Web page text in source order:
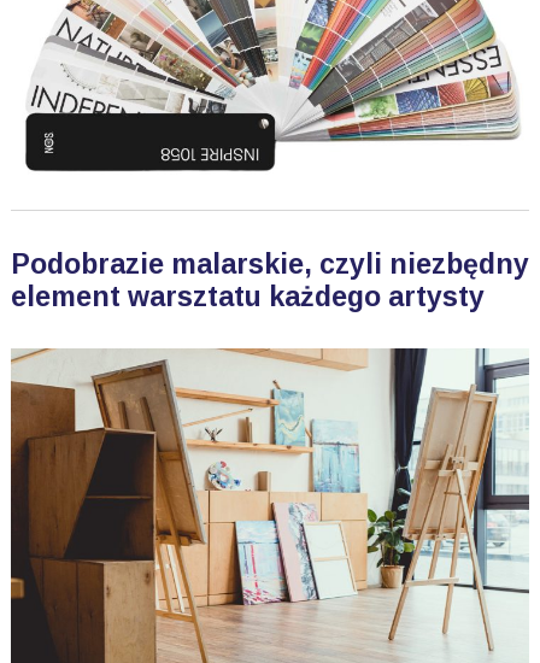
Podobrazie malarskie, czyli niezbędny
element warsztatu każdego artysty